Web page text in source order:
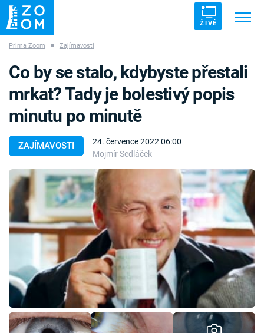
ŽIVĚ
ZÁHADY VETŘELCI DÁVNOVĚKU
Témata
Témata
Pořady
TV Program
Časopis
Sledujte prima+
Prima Zoom ■ Zajímavosti
ZAJÍMAVOSTI
24. července 2022 06:00
Mojmír Sedláček
Co by se stalo, kdybyste přestali
mrkat? Tady je bolestivý popis
minutu po minutě